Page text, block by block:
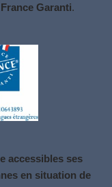
Garanti.
accessibles ses
en situation de